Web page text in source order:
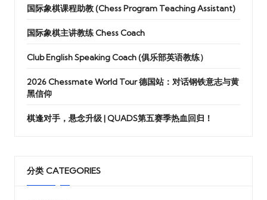
国际象棋课程助教 (Chess Program Teaching Assistant)
国际象棋主讲教练 Chess Coach
Club English Speaking Coach (俱乐部英语教练）
2026 Chessmate World Tour 德国站：对话钢铁意志与黄
黑信仰
棋逢对手，悬念升级 | QUADS第五赛季热血回归！
分类 CATEGORIES